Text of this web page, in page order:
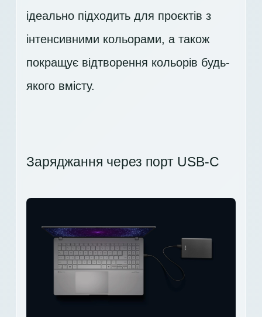
ідеально підходить для проєктів з
інтенсивними кольорами, а також
покращує відтворення кольорів будь-
якого вмісту.
Заряджання через порт USB-C